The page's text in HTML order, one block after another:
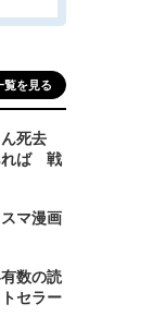
覧を見る
ん死去
れば 戦
マ漫画
数の読
セラー